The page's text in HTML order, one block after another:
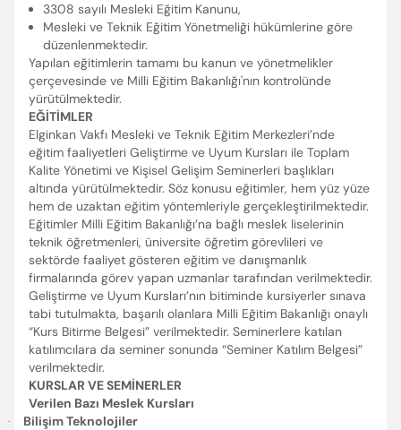
3308 sayılı Mesleki Eğitim Kanunu,
Mesleki ve Teknik Eğitim Yönetmeliği hükümlerine göre
düzenlenmektedir.
Yapılan eğitimlerin tamamı bu kanun ve yönetmelikler
çerçevesinde ve Milli Eğitim Bakanlığı'nın kontrolünde
yürütülmektedir.
EĞİTİMLER
Elginkan Vakfı Mesleki ve Teknik Eğitim Merkezleri’nde
eğitim faaliyetleri Geliştirme ve Uyum Kursları ile Toplam
Kalite Yönetimi ve Kişisel Gelişim Seminerleri başlıkları
altında yürütülmektedir. Söz konusu eğitimler, hem yüz yüze
hem de uzaktan eğitim yöntemleriyle gerçekleştirilmektedir.
Eğitimler Milli Eğitim Bakanlığı’na bağlı meslek liselerinin
teknik öğretmenleri, üniversite öğretim görevlileri ve
sektörde faaliyet gösteren eğitim ve danışmanlık
firmalarında görev yapan uzmanlar tarafından verilmektedir.
Geliştirme ve Uyum Kursları’nın bitiminde kursiyerler sınava
tabi tutulmakta, başarılı olanlara Milli Eğitim Bakanlığı onaylı
“Kurs Bitirme Belgesi” verilmektedir. Seminerlere katılan
katılımcılara da seminer sonunda “Seminer Katılım Belgesi”
verilmektedir.
KURSLAR VE SEMİNERLER
Verilen Bazı Meslek Kursları
·
Bilişim Teknolojiler